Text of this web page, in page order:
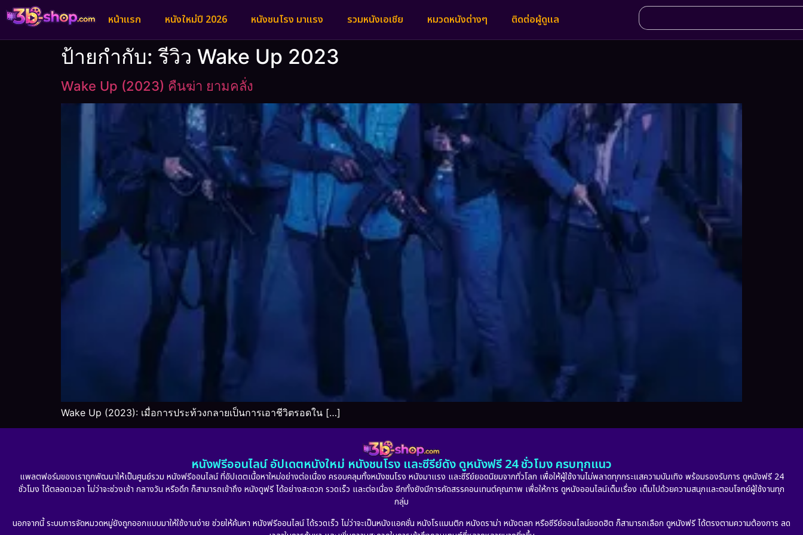
หน้าแรก หนังใหม่ปี 2026 หนังชนโรง มาแรง รวมหนังเอเชีย หมวดหนังต่างๆ ติดต่อผู้ดูแล
ป้ายกำกับ:รีวิว Wake Up 2023
Wake Up (2023) คืนฆ่า ยามคลั่ง
Wake Up (2023): เมื่อการประท้วงกลายเป็นการเอาชีวิตรอดใน […]
หนังฟรีออนไลน์ อัปเดตหนังใหม่ หนังชนโรง และซีรีย์ดัง ดูหนังฟรี 24 ชั่วโมง ครบทุกแนว
แพลตฟอร์มของเราถูกพัฒนาให้เป็นศูนย์รวม หนังฟรีออนไลน์ ที่อัปเดตเนื้อหาใหม่อย่างต่อเนื่อง ครอบคลุมทั้งหนังชนโรง หนังมาแรง และซีรีย์ยอดนิยมจากทั่วโลก เพื่อให้ผู้ใช้งานไม่พลาดทุกกระแสความบันเทิง พร้อมรองรับการ ดูหนังฟรี 24
ชั่วโมง ได้ตลอดเวลา ไม่ว่าจะช่วงเช้า กลางวัน หรือดึก ก็สามารถเข้าถึง หนังดูฟรี ได้อย่างสะดวก รวดเร็ว และต่อเนื่อง อีกทั้งยังมีการคัดสรรคอนเทนต์คุณภาพ เพื่อให้การ ดูหนังออนไลน์เต็มเรื่อง เต็มไปด้วยความสนุกและตอบโจทย์ผู้ใช้งานทุก
กลุ่ม
นอกจากนี้ ระบบการจัดหมวดหมู่ยังถูกออกแบบมาให้ใช้งานง่าย ช่วยให้ค้นหา หนังฟรีออนไลน์ ได้รวดเร็ว ไม่ว่าจะเป็นหนังแอคชั่น หนังโรแมนติก หนังดราม่า หนังตลก หรือซีรีย์ออนไลน์ยอดฮิต ก็สามารถเลือก ดูหนังฟรี ได้ตรงตามความต้องการ ลด